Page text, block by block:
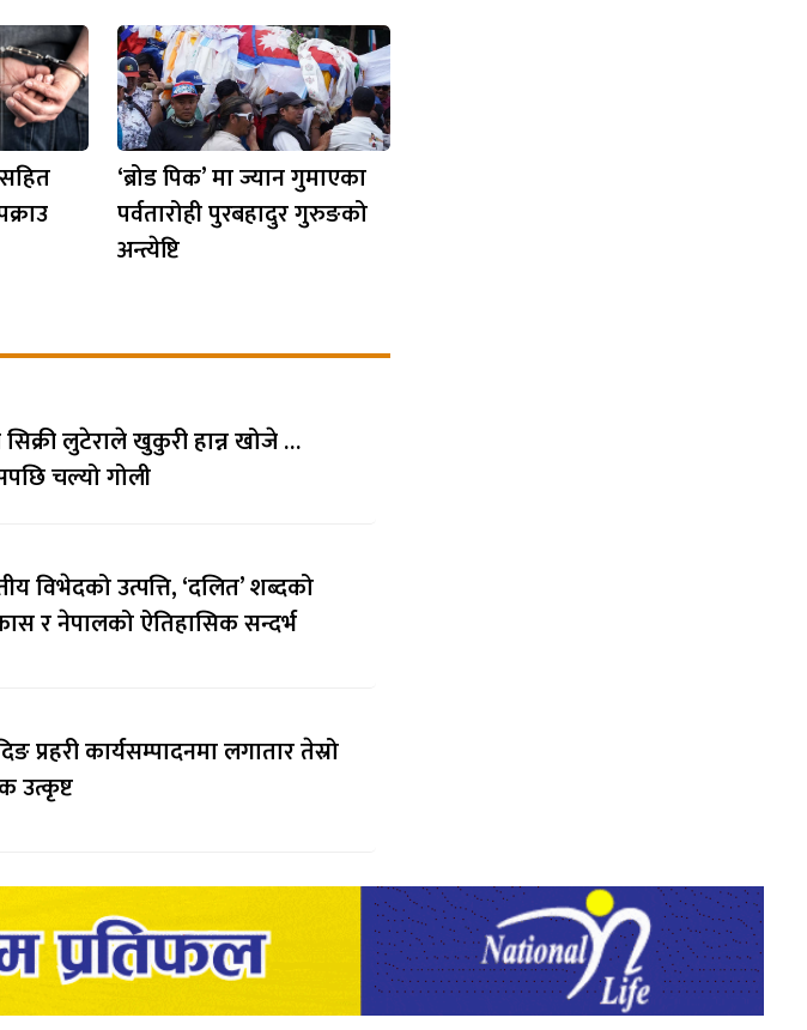
‘ब्रोड पिक’ मा ज्यान गुमाएका
पर्वतारोही पुरबहादुर गुरुङको
अन्त्येष्टि
लुटेराले खुकुरी हान्न खोजे …
चल्यो गोली
विभेदको उत्पत्ति, ‘दलित’ शब्दको
र नेपालको ऐतिहासिक सन्दर्भ
प्रहरी कार्यसम्पादनमा लगातार तेस्रो
उत्कृष्ट